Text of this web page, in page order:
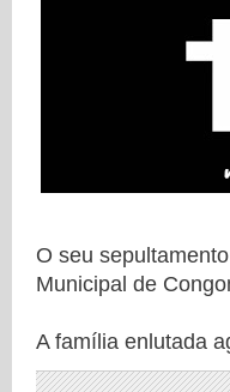
O seu
Municipal de
A família enlutada